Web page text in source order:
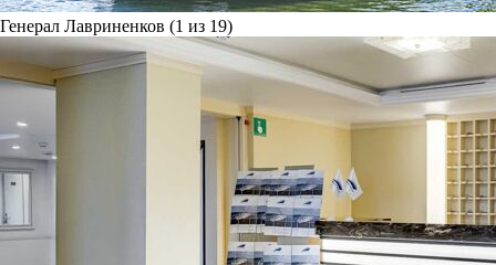
Генерал Лавриненков (1 из 19)